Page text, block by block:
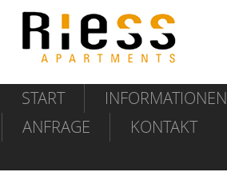
START
INFORMATIONEN
ANFRAGE
KONTAKT